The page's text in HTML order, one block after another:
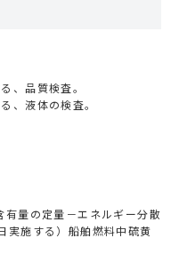
、品質検査。
、液体の検査。
量の定量－エネルギー分散
施する）船舶燃料中硫黄